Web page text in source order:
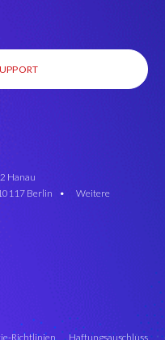
Hanau
Berlin •
Weitere
Richtlinien Haftungsauschluss